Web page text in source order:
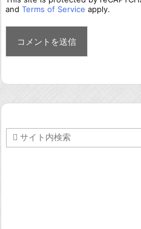
and Terms of Service apply.